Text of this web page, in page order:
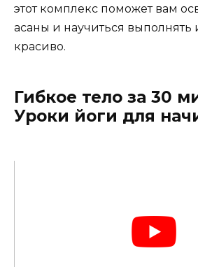
этот комплекс поможет вам
асаны и научиться выполнять
красиво.
Гибкое тело за 30
Уроки йоги для